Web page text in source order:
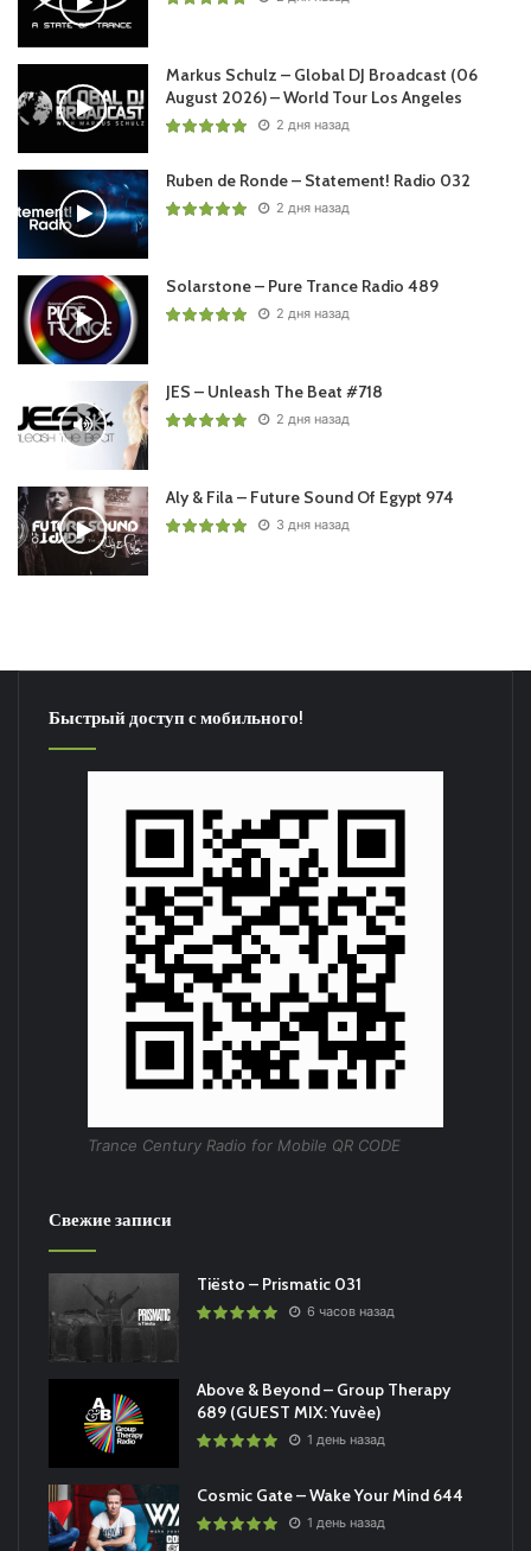
Markus Schulz – Global DJ Broadcast (06
August 2026) – World Tour Los Angeles
2 дня назад
Ruben de Ronde – Statement! Radio 032
2 дня назад
Solarstone – Pure Trance Radio 489
2 дня назад
JES – Unleash The Beat #718
2 дня назад
Aly & Fila – Future Sound Of Egypt 974
3 дня назад
Быстрый доступ с мобильного!
Trance Century Radio for Mobile QR CODE
Свежие записи
Tiësto – Prismatic 031
6 часов назад
Above & Beyond – Group Therapy
689 (GUEST MIX: Yuvèe)
1 день назад
Cosmic Gate – Wake Your Mind 644
1 день назад